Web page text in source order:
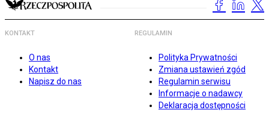
KONTAKT
O nas
Kontakt
Napisz do nas
REGULAMIN
Polityka Prywatności
Zmiana ustawień zgód
Regulamin serwisu
Informacje o nadawcy
Deklaracja dostępności